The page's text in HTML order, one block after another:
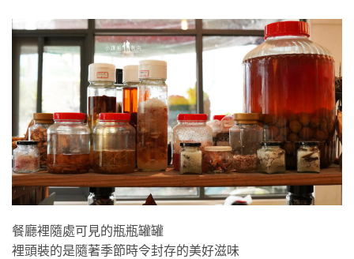
餐廳裡隨處可見的瓶瓶罐罐
裡頭裝的是隨著季節時令封存的美好滋味